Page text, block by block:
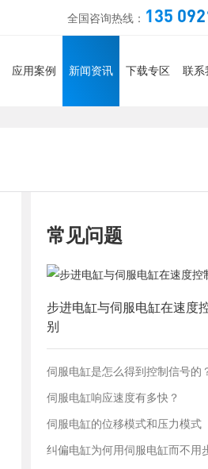
全国咨询热线： 135
应用案例 新闻资讯 下载专区 联系
常见问题
步进电缸与伺服电缸在速度
别
伺服电缸是怎么得到控制信号的
伺服电缸响应速度有多快？
伺服电缸的位移模式和压力模式
纠偏电缸为何用伺服电缸而不用